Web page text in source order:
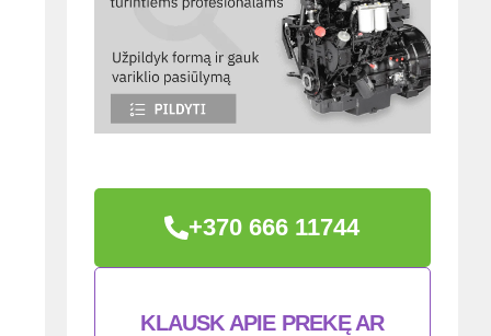
+370 666 11744
KLAUSK APIE PREKĘ AR